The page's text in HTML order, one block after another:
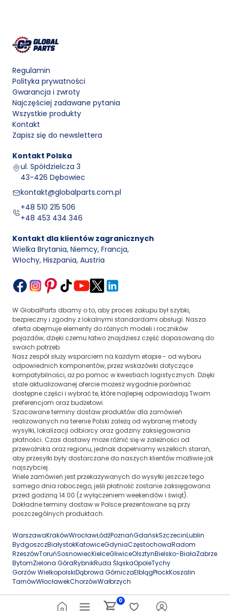
0
Regulamin
Polityka prywatności
Gwarancja i zwroty
Najczęściej zadawane pytania
Wszystkie produkty
Kontakt
Zapisz się do newslettera
Kontakt Polska
ul. Spółdzielcza 3
43-426 Dębowiec
kontakt@globalparts.com.pl
+48 510 215 506
+48 453 434 346
Kontakt dla klientów zagranicznych
Wielka Brytania, Niemcy, Francja,
Włochy, Hiszpania, Austria
W GlobalParts dbamy o to, aby proces zakupu był szybki,
bezpieczny i zgodny z lokalnymi standardami obsługi. Nasza
oferta obejmuje elementy do różnych modeli i roczników
pojazdów, dzięki czemu łatwo znajdziesz część dopasowaną do
swoich potrzeb.
Nasz zespół służy wsparciem na każdym etapie - od wyboru
odpowiednich komponentów, przez wskazówki dotyczące
kompatybilności, aż po pomoc w kwestiach logistycznych. Dzięki
stale aktualizowanej ofercie możesz wygodnie porównać
dostępne części i wybrać te, które najlepiej odpowiadają Twoim
preferencjom oraz budżetowi.
Szacowane terminy dostaw produktów dla zamówień
realizowanych na terenie Polski zależą od wybranej metody
wysyłki, lokalizacji odbiorcy oraz godziny zaksięgowania
płatności. Czas dostawy może różnić się w zależności od
przewoźnika oraz regionu, jednak dopełniamy wszelkich starań,
aby przesyłki były dostarczane do naszych klientów możliwie jak
najszybciej.
Wiele zamówień jest przekazywanych do wysyłki jeszcze tego
samego dnia roboczego, jeśli płatność zostanie zaksięgowana
przed godziną 14:00 (z wyłączeniem weekendów i świąt).
Dokładne terminy dostaw w Polsce prezentowane są przy
poszczególnych produktach.
WarszawaKrakówWrocławŁódźPoznańGdańskSzczecinLublin
BydgoszczBiałystokKatowiceGdyniaCzęstochowaRadom
RzeszówToruńSosnowiecKielceGliwiceOlsztynBielsko-BiałaZabrze
BytomZielona GóraRybnikRuda ŚląskaOpoleTychy
Gorzów WielkopolskiDąbrowa GórniczaElblągPłockKoszalin
TarnówWłocławekChorzówWałbrzych